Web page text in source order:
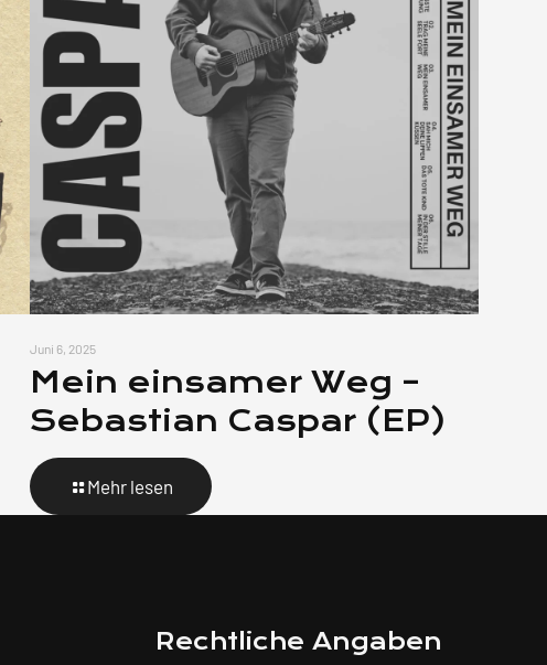
Juni 6, 2025
Mein einsamer Weg –
Sebastian Caspar (EP)
Mehr lesen
Rechtliche Angaben